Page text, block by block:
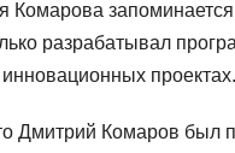
Комарова
разрабатывал
проектах.
Дмитрий Комаров